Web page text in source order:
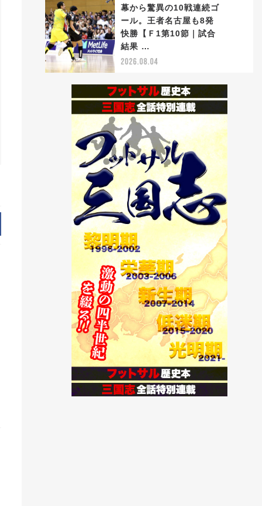
幕から驚異の10戦連続ゴ
ール。王者名古屋も8発
快勝【Ｆ1第10節｜試合
結果 …
2026.08.04